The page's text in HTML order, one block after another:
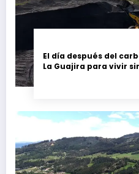
El día después del
La Guajira para vivir